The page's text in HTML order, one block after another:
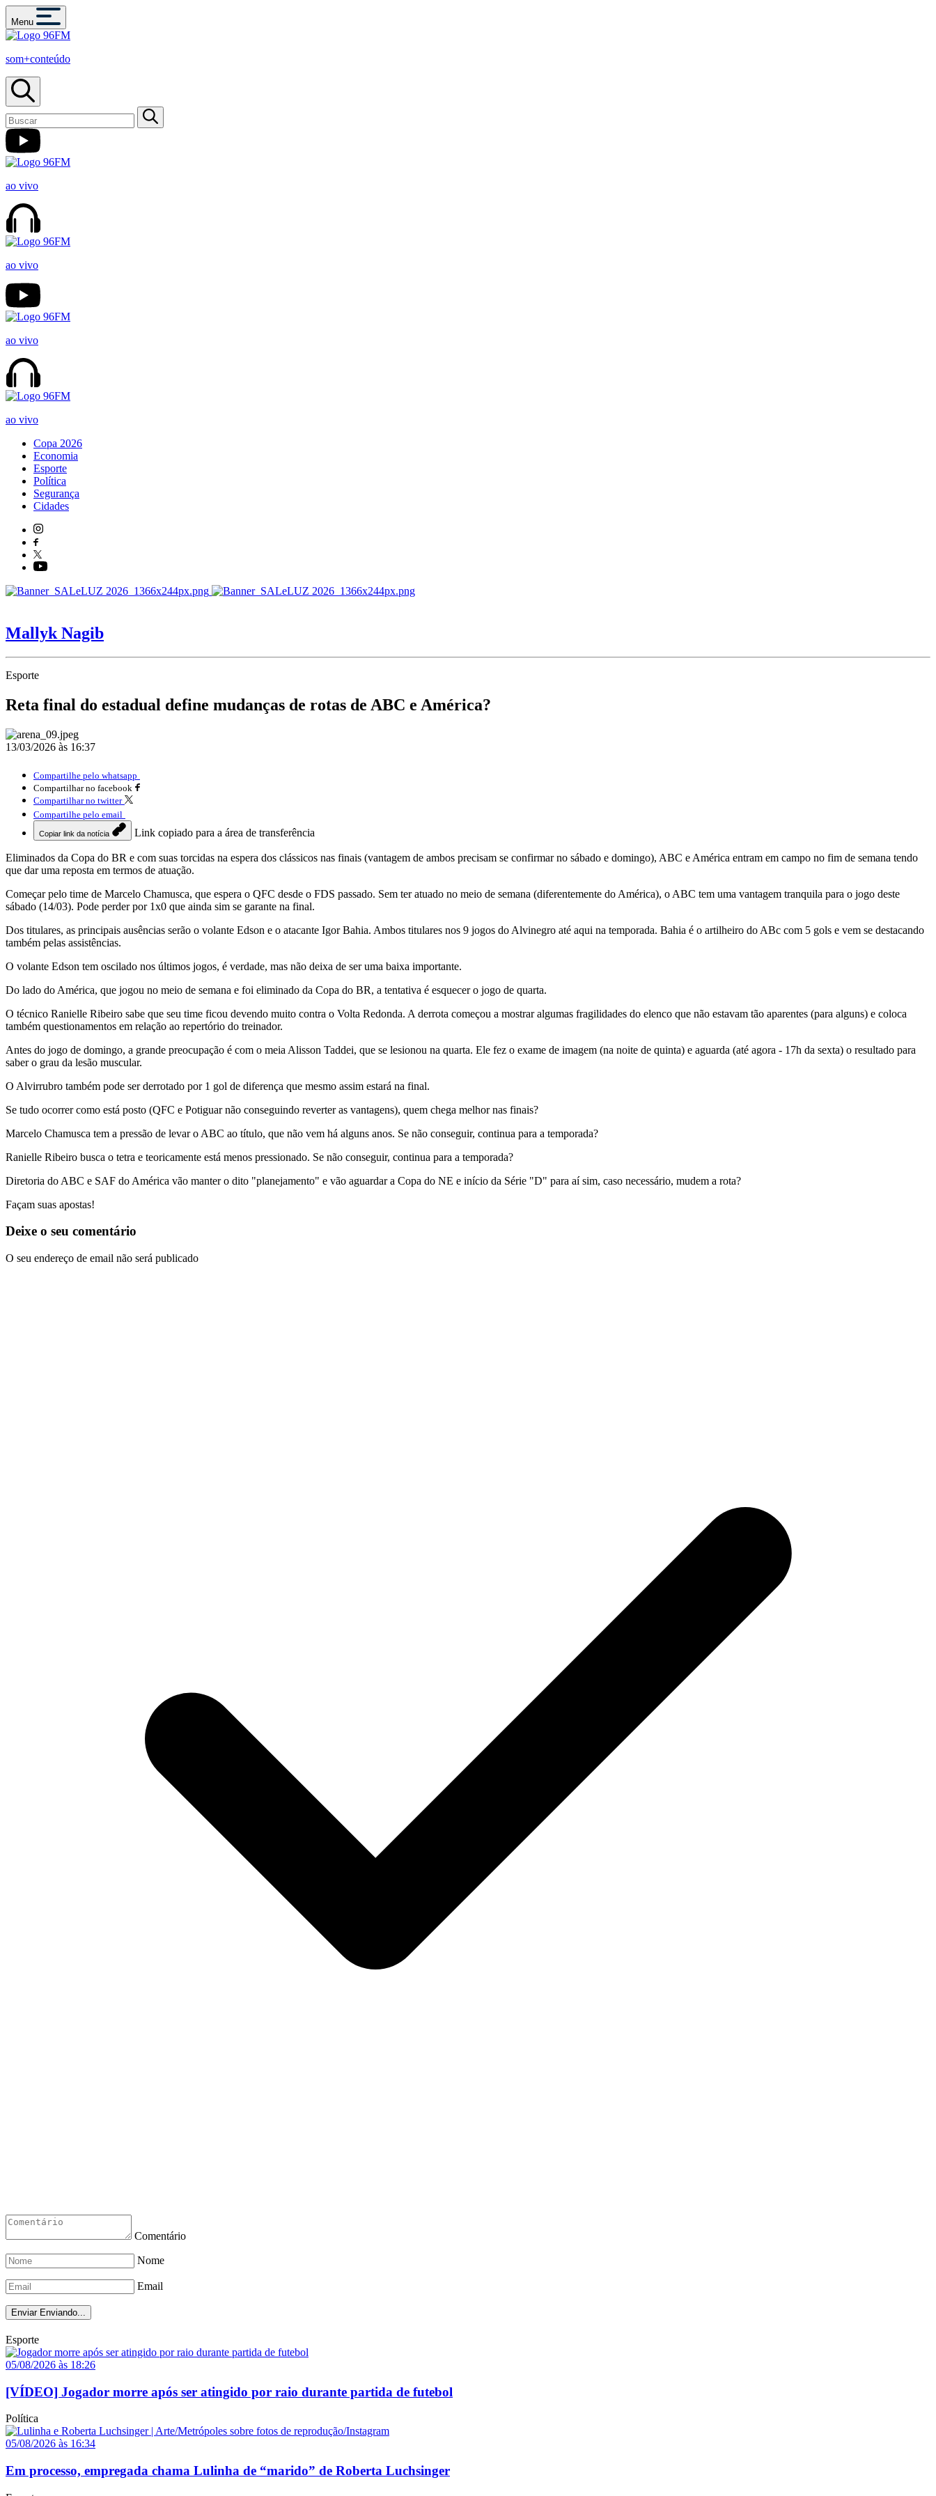
Menu
som+conteúdo
ao vivo
ao vivo
ao vivo
ao vivo
Copa 2026
Economia
Esporte
Política
Segurança
Cidades
Mallyk Nagib
Esporte
Reta final do estadual define mudanças de rotas de ABC e América?
13/03/2026 às 16:37
Compartilhe pelo whatsapp
Compartilhar no facebook
Compartilhar no twitter
Compartilhe pelo email
Copiar link da notícia Link copiado para a área de transferência
Eliminados da Copa do BR e com suas torcidas na espera dos clássicos nas finais (vantagem de ambos precisam se confirmar no sábado e domingo), ABC e América entram em campo no fim de semana tendo
que dar uma reposta em termos de atuação.
Começar pelo time de Marcelo Chamusca, que espera o QFC desde o FDS passado. Sem ter atuado no meio de semana (diferentemente do América), o ABC tem uma vantagem tranquila para o jogo deste
sábado (14/03). Pode perder por 1x0 que ainda sim se garante na final.
Dos titulares, as principais ausências serão o volante Edson e o atacante Igor Bahia. Ambos titulares nos 9 jogos do Alvinegro até aqui na temporada. Bahia é o artilheiro do ABc com 5 gols e vem se destacando
também pelas assistências.
O volante Edson tem oscilado nos últimos jogos, é verdade, mas não deixa de ser uma baixa importante.
Do lado do América, que jogou no meio de semana e foi eliminado da Copa do BR, a tentativa é esquecer o jogo de quarta.
O técnico Ranielle Ribeiro sabe que seu time ficou devendo muito contra o Volta Redonda. A derrota começou a mostrar algumas fragilidades do elenco que não estavam tão aparentes (para alguns) e coloca
também questionamentos em relação ao repertório do treinador.
Antes do jogo de domingo, a grande preocupação é com o meia Alisson Taddei, que se lesionou na quarta. Ele fez o exame de imagem (na noite de quinta) e aguarda (até agora - 17h da sexta) o resultado para
saber o grau da lesão muscular.
O Alvirrubro também pode ser derrotado por 1 gol de diferença que mesmo assim estará na final.
Se tudo ocorrer como está posto (QFC e Potiguar não conseguindo reverter as vantagens), quem chega melhor nas finais?
Marcelo Chamusca tem a pressão de levar o ABC ao título, que não vem há alguns anos. Se não conseguir, continua para a temporada?
Ranielle Ribeiro busca o tetra e teoricamente está menos pressionado. Se não conseguir, continua para a temporada?
Diretoria do ABC e SAF do América vão manter o dito "planejamento" e vão aguardar a Copa do NE e início da Série "D" para aí sim, caso necessário, mudem a rota?
Façam suas apostas!
Deixe o seu comentário
O seu endereço de email não será publicado
Comentário
Nome
Email
Enviar Enviando...
Esporte
05/08/2026 às 18:26
[VÍDEO] Jogador morre após ser atingido por raio durante partida de futebol
Política
05/08/2026 às 16:34
Em processo, empregada chama Lulinha de “marido” de Roberta Luchsinger